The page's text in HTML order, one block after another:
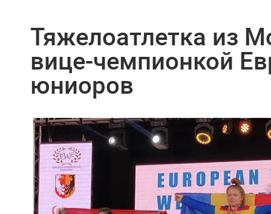
Тяжелоатлетка из
вице-чемпионкой
юниоров